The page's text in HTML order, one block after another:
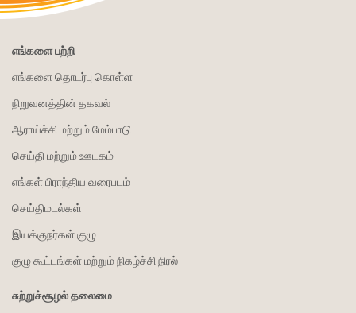
எங்களை பற்றி
எங்களை தொடர்பு கொள்ள
நிறுவனத்தின் தகவல்
ஆராய்ச்சி மற்றும் மேம்பாடு
செய்தி மற்றும் ஊடகம்
எங்கள் பிராந்திய வரைபடம்
செய்திமடல்கள்
இயக்குநர்கள் குழு
குழு கூட்டங்கள் மற்றும் நிகழ்ச்சி நிரல்
சுற்றுச்சூழல் தலைமை